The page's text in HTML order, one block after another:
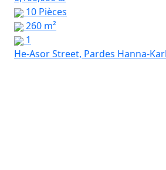
10 Pièces
260 m²
1
He-Asor Street, Pardes Hanna-